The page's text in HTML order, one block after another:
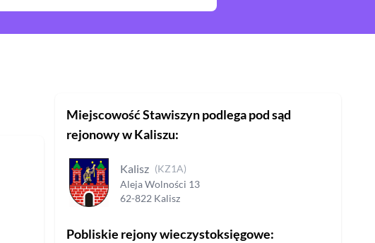
MiejscowośćStawiszynpodlega pod sąd
rejonowyw Kaliszu:
Kalisz (KZ1A)
Aleja Wolności 13
62-822 Kalisz
Pobliskie rejony wieczystoksięgowe: